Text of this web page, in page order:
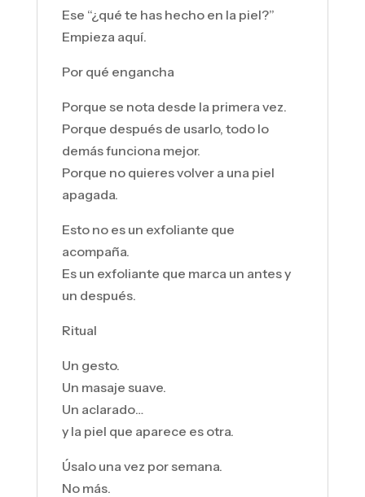
Ese “¿qué te has hecho en la piel?”
Empieza aquí.
Por qué engancha
Porque se nota desde la primera vez.
Porque después de usarlo, todo lo
demás funciona mejor.
Porque no quieres volver a una piel
apagada.
Esto no es un exfoliante que
acompaña.
Es un exfoliante que marca un antes y
un después.
Ritual
Un gesto.
Un masaje suave.
Un aclarado…
y la piel que aparece es otra.
Úsalo una vez por semana.
No más.